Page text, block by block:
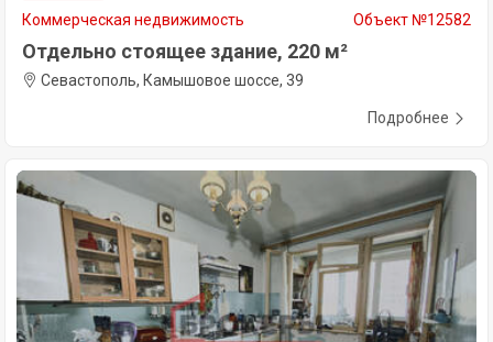
Коммерческая недвижимость Объект №12582
Отдельно стоящее здание, 220 м²
Севастополь, Камышовое шоссе, 39
Подробнее